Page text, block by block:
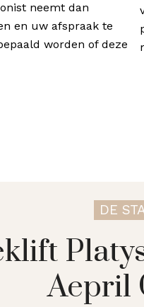
neemt dan
en uw afspraak te
worden of deze
DE
Aepril